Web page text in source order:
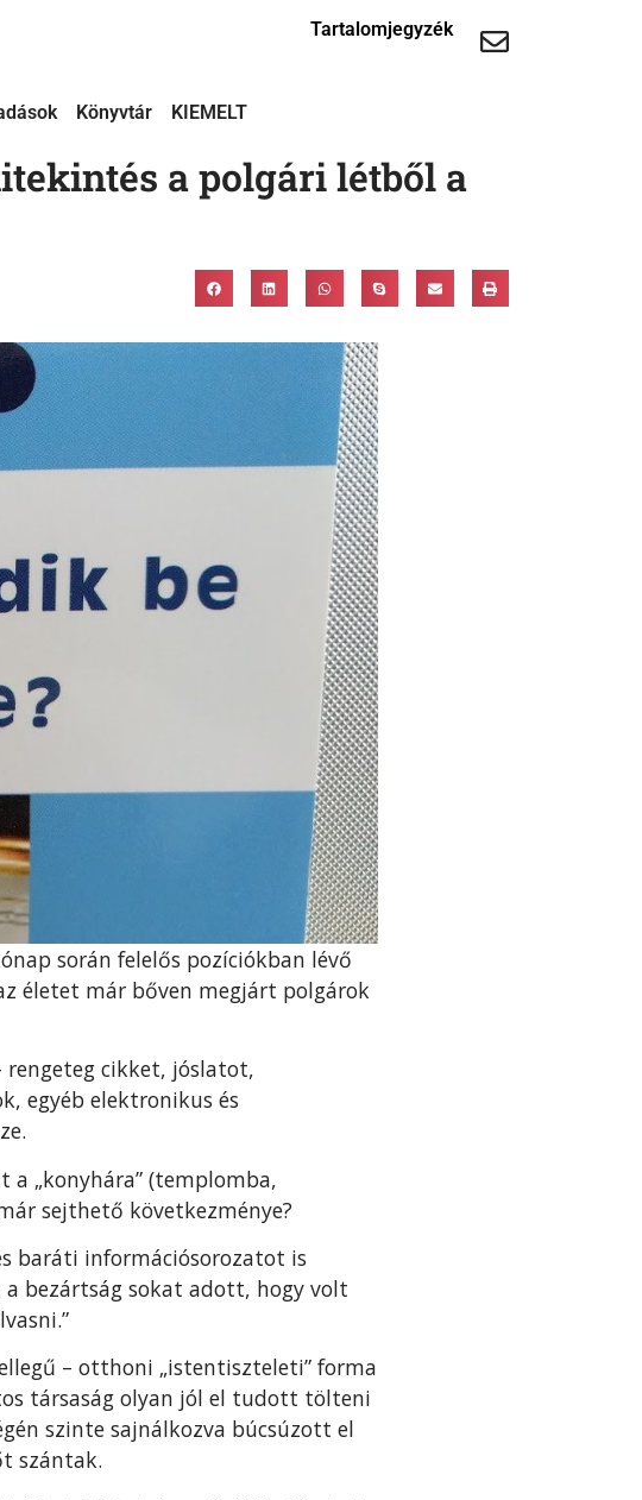
Tartalomjegyzék
Könyvtár KIEMELT
a polgári létből a
során felelős pozíciókban lévő
életet már bőven megjárt polgárok
rengeteg cikket, jóslatot,
egyéb elektronikus és
a „konyhára” (templomba,
sejthető következménye?
baráti információsorozatot is
a bezártság sokat adott, hogy volt
– otthoni „istentiszteleti” forma
társaság olyan jól el tudott tölteni
szinte sajnálkozva búcsúzott el
szántak.